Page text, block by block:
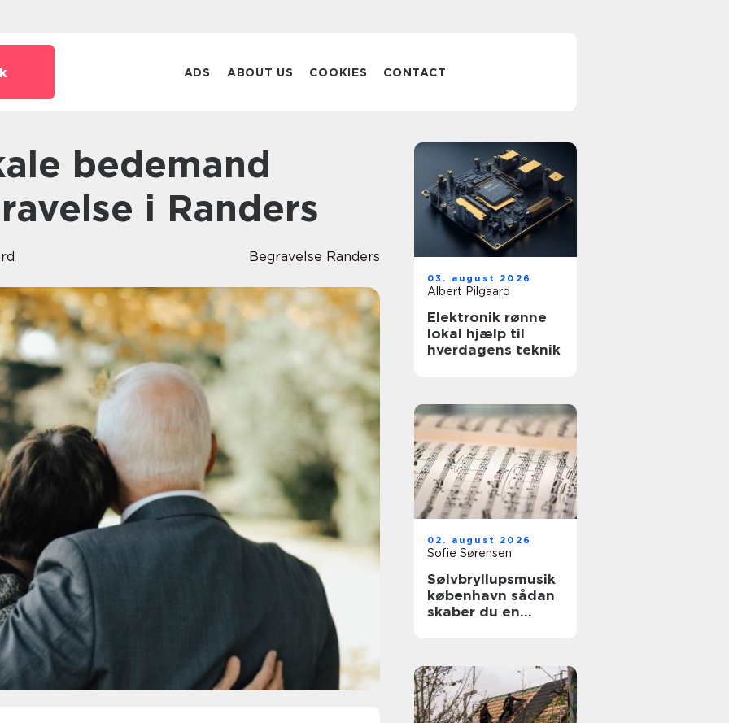
ADS ABOUT US COOKIES CONTACT
i Randers
Begravelse Randers
03. august 2026
Albert Pilgaard
Elektronik rønne
lokal hjælp til
hverdagens teknik
02. august 2026
Sofie Sørensen
Sølvbryllupsmusik
københavn sådan
skaber du en